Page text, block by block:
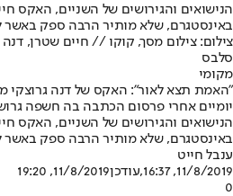
הנישואים והגירושים של השניים, האקס
באינסטגרם, שלא מותיר הרבה ספק באשר
צילום: צילום מסך, קוקו // חיים שטרן, דנה
סלבס
מקומי
"האמת תצא לאור": האקס של דנה גרוצקי
יומיים אחרי פרסום הכתבה בה חשפה
הנישואים והגירושים של השניים, האקס
באינסטגרם, שלא מותיר הרבה ספק באשר
ענבל חייט
11/8/2019, 16:37
,עודכן11/8/2019, 19:20
0